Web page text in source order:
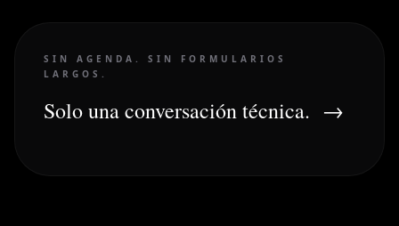
SIN AGENDA. SIN FORMULARIOS
LARGOS.
Solo una conversación técnica. →